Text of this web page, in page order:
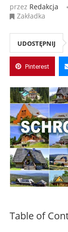
przez Redakcja
Zakładka
UDOSTĘPNIJ
Pinterest
Table of